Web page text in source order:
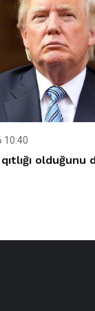
10:40
olduğunu